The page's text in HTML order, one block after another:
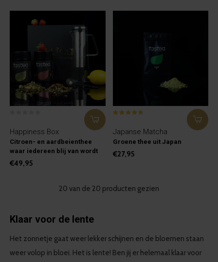
Happiness Box
Citroen- en aardbeienthee
waar iedereen blij van wordt
€49,95
Japanse Matcha
Groene thee uit Japan
€27,95
20 van de 20 producten gezien
Klaar voor de lente
Het zonnetje gaat weer lekker schijnen en de bloemen staan
weer volop in bloei. Het is lente! Ben jij er helemaal klaar voor